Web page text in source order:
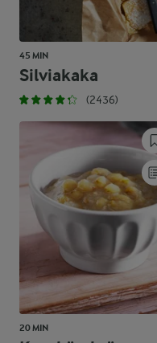
45 MIN
Silviakaka
(2436)
20 MIN